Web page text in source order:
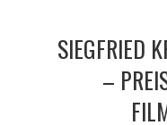
PREIS DER
SIEGFRIED
–